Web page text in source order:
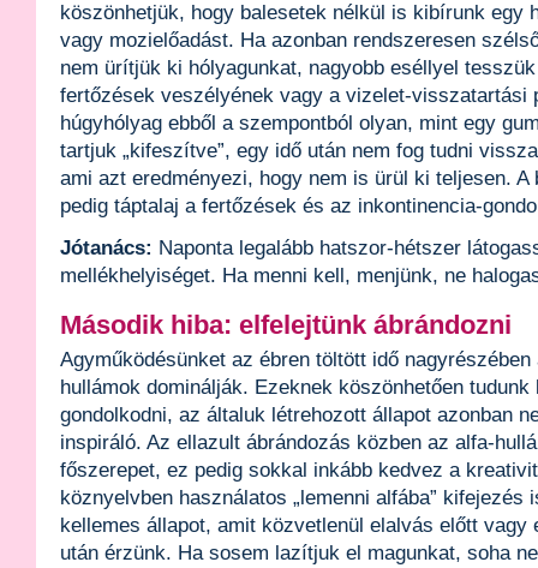
köszönhetjük, hogy balesetek nélkül is kibírunk egy
vagy mozielőadást. Ha azonban rendszeresen
nem ürítjük ki hólyagunkat, nagyobb eséllyel
fertőzések veszélyének vagy a vizelet-visszatartási
húgyhólyag ebből a szempontból olyan, mint egy
tartjuk „kifeszítve”, egy idő után nem fog tudni
ami azt eredményezi, hogy nem is ürül ki teljesen. A
pedig táptalaj a fertőzések és az inkontinencia-
Jótanács: Naponta legalább hatszor-hétszer
mellékhelyiséget. Ha menni kell, menjünk, ne
Második hiba: elfelejtünk ábrándozni
Agyműködésünket az ébren töltött idő
hullámok dominálják. Ezeknek köszönhetően tudunk
gondolkodni, az általuk létrehozott állapot azonban
inspiráló. Az ellazult ábrándozás közben az alfa-
főszerepet, ez pedig sokkal inkább kedvez a
köznyelvben használatos „lemenni alfába” kifejezés
kellemes állapot, amit közvetlenül elalvás előtt vagy
után érzünk. Ha sosem lazítjuk el magunkat, soha